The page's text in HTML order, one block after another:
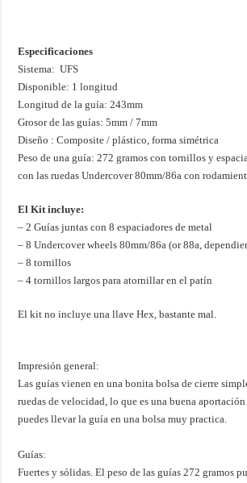
Especificaciones
Sistema: UFS
Disponible: 1 longitud
Longitud de la guía: 243mm
Grosor de las guías: 5mm / 7mm
Diseño : Composite / plástico, forma simétrica
Peso de una guía: 272 gramos con tornillos y
con las ruedas Undercover 80mm/86a con
El Kit incluye:
– 2 Guías juntas con 8 espaciadores de metal
– 8 Undercover wheels 80mm/86a (or 88a,
– 8 tornillos
– 4 tornillos largos para atornillar en el patín
El kit no incluye una llave Hex, bastante mal.
Impresión general:
Las guías vienen en una bonita bolsa de cierre
ruedas de velocidad, lo que es una buena
puedes llevar la guía en una bolsa muy practica.
Guías:
Fuertes y sólidas. El peso de las guías 272 gramos